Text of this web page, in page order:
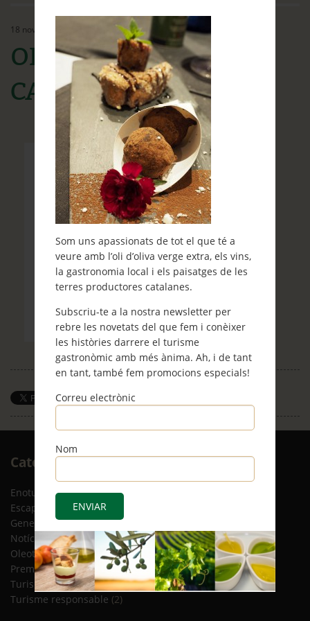
Som uns apassionats de tot el que té a
veure amb l’oli d’oliva verge extra, els vins,
la gastronomia local i els paisatges de les
terres productores catalanes.
Subscriu-te a la nostra newsletter per
rebre les novetats del que fem i conèixer
les històries darrere el turisme
gastronòmic amb més ànima. Ah, i de tant
en tant, també fem promocions especials!
Correu electrònic
Nom
Contacte
Què et ve de gust fer?
Blog
18 novembre, 2015
OLYMPUS DIGITAL
CAMERA
Save
Categories
Enoturisme(5)
Escapades
(12)
General
(8)
Notícies(4)
Oleoturisme(13)
Premsa(2)
Turisme gastronòmic(15)
Turisme responsable (2)
Arxiu